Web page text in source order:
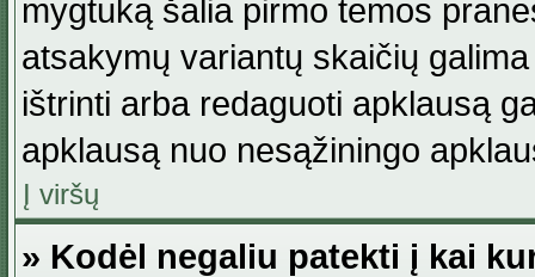
mygtuką šalia pirmo temos
atsakymų variantų skaičių
ištrinti arba redaguoti apklausą
apklausą nuo nesąžiningo
Į viršų
» Kodėl negaliu patekti į kai